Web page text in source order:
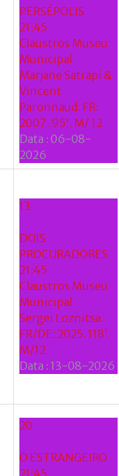
PERSÉPOLIS
21:45
Claustros Museu
Municipal
Marjane Satrapi &
Vincent
Paronnaud. FR:
2007. 95'. M/ 12
Data : 06-08-
2026
13
DOIS
PROCURADORES
21:45
Claustros Museu
Municipal
Sergei Loznitsa.
FR/DE: 2025. 118’.
M/12
Data : 13-08-2026
20
O ESTRANGEIRO